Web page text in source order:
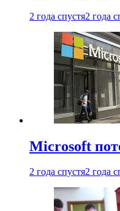
2 года спустя2 года
Microsoft
2 года спустя2 года